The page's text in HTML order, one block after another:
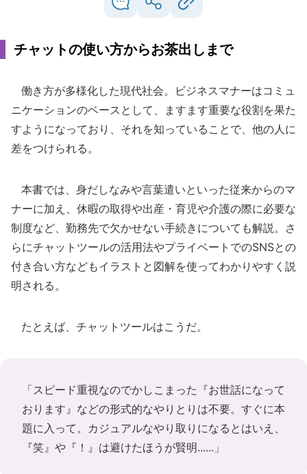
チャットの使い方からお茶出しまで
働き方が多様化した現代社会。ビジネスマナーはコミュ
ニケーションのベースとして、ますます重要な役割を果た
すようになっており、それを知っていることで、他の人に
差をつけられる。
本書では、身だしなみや言葉遣いといった従来からのマ
ナーに加え、休暇の取得や出産・育児や介護の際に必要な
制度など、勤務先で欠かせない手続きについても解説。さ
らにチャットツールの活用法やプライベートでのSNSとの
付き合い方などもイラストと図解を使ってわかりやすく説
明される。
たとえば、チャットツールはこうだ。
「スピード重視なのでかしこまった『お世話になって
おります』などの形式的なやりとりは不要。すぐに本
題に入って。カジュアルなやり取りになるとはいえ、
『笑』や『！』は避けたほうが賢明......」